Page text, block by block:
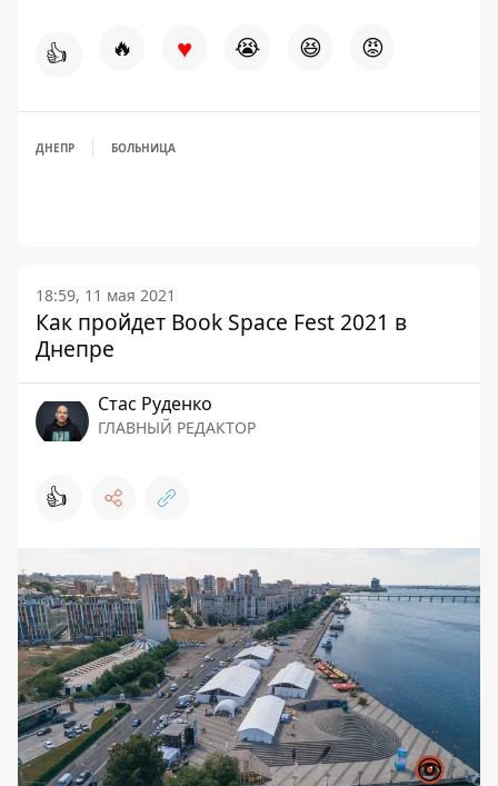
👍 🔥 ♥ 😭 😆 😡
ДНЕПР БОЛЬНИЦА
18:59, 11 мая 2021
Как пройдет Book Space Fest 2021 в
Днепре
Стаc Руденко
ГЛАВНЫЙ РЕДАКТОР
👍